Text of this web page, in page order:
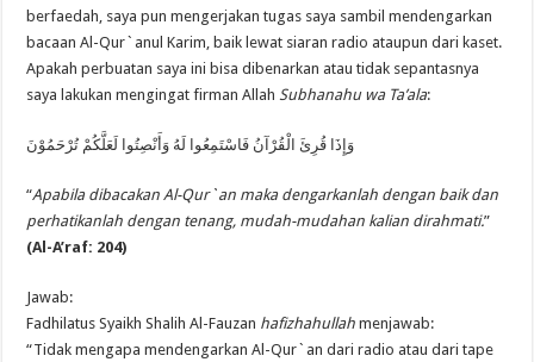
berfaedah, saya pun mengerjakan tugas saya sambil mendengarkan
bacaan Al-Qur`anul Karim, baik lewat siaran radio ataupun dari kaset.
Apakah perbuatan saya ini bisa dibenarkan atau tidak sepantasnya
saya lakukan mengingat firman Allah Subhanahu wa Ta’ala:
وَإِذَا قُرِئَ الْقُرْآنُ فَاسْتَمِعُوا لَهُ وَأَنْصِتُوا لَعَلَّكُمْ تُرْحَمُوْنَ
“Apabila dibacakan Al-Qur`an maka dengarkanlah dengan baik dan
perhatikanlah dengan tenang, mudah-mudahan kalian dirahmati.”
(Al-A’raf: 204)
Jawab:
Fadhilatus Syaikh Shalih Al-Fauzan hafizhahullahmenjawab:
“Tidak mengapa mendengarkan Al-Qur`an dari radio atau dari tape